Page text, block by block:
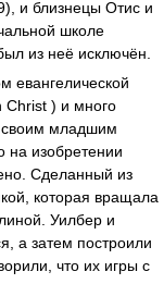
и близнецы Отис и
школе
из неё исключён.
евангелической
Christ ) и много
своим младшим
на изобретении
Сделанный из
которая вращала
Уилбер и
а затем построили
что их игры с